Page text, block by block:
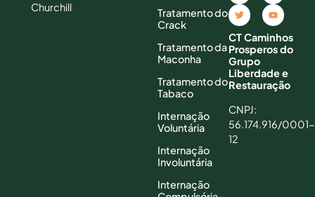
Churchill
Tratamento do
Crack
Tratamento da
Maconha
Tratamento do
Tabaco
Internação
Voluntária
Internação
Involuntária
Internação
CT Caminhos
Prosperos do
Grupo
Liberdade e
Restauração
CNPJ:
56.174.916/0001-
12